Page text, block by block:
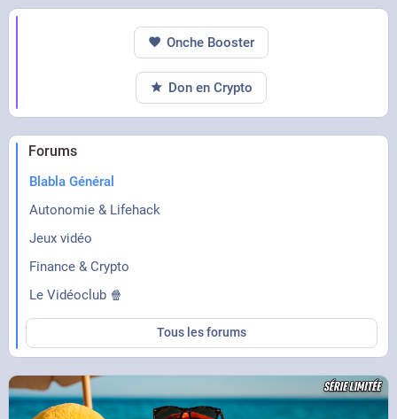
Forums
Blabla Général
Autonomie & Lifehack
Jeux vidéo
Finance & Crypto
Le Vidéoclub 🍿
Tous les forums
Onche Booster
Don en Crypto